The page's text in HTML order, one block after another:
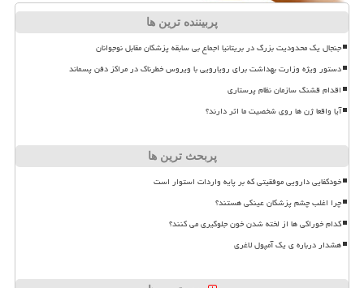
پربیننده ترین ها
جنجال یک محدودیت بزرگ در بریتانیا اجماع بی سابقه پزشکان مقابل نوجوانان
دستور ویژه وزارت بهداشت برای رویارویی با ویروس خطرناک در مراکز دفن پسماند
اقدام قشنگ سازمان نظام پرستاری
آیا واقعا ژن ها روی شخصیت ما اثر دارند؟
پربحث ترین ها
خودکفایی دارویی موفقیتی که بر پایه واردات استوار است
چرا اغلب چشم پزشکان عینکی هستند؟
کدام خوراکی ها از لخته شدن خون جلوگیری می کنند؟
هشدار درباره ی یک آمپول لاغری